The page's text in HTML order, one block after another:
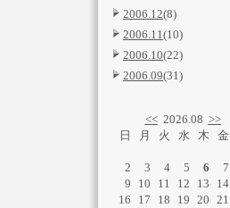
2006.12(8)
2006.11(10)
2006.10(22)
2006.09(31)
<<2026.08 >>
日
2
9
16
月
3
10
17
火
4
11
18
水
5
12
19
木
6
13
20
金
7
14
21